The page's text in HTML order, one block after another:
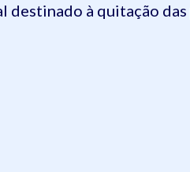
destinado à quitação das